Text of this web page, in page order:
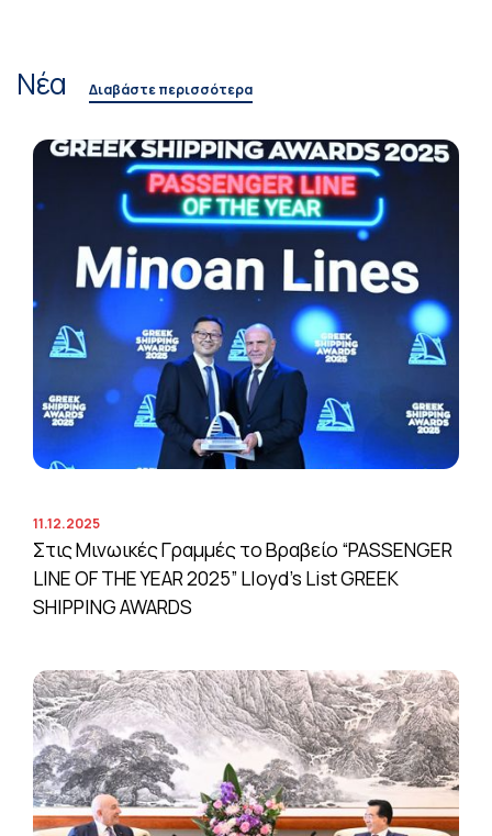
Νέα Διαβάστε περισσότερα
11.12.2025
Στις Μινωικές Γραμμές το Βραβείο “PASSENGER
LINE OF THE YEAR 2025” Lloyd’s List GREEK
SHIPPING AWARDS